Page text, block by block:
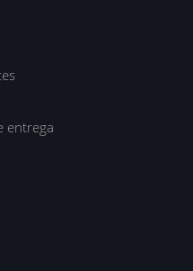
entrega